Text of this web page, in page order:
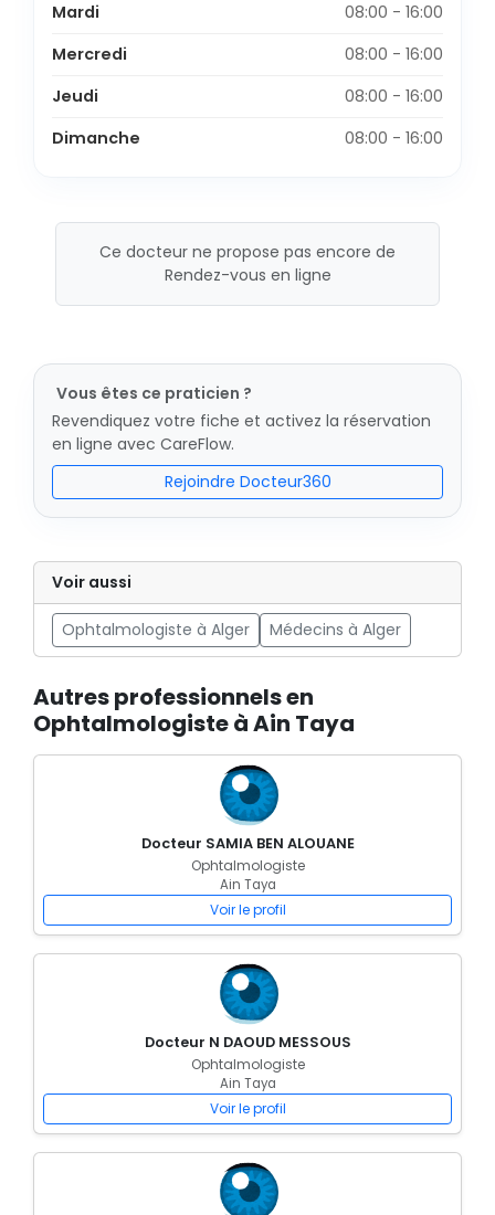
Mardi
08:00 - 16:00
Mercredi
08:00 - 16:00
Jeudi
08:00 - 16:00
Dimanche
08:00 - 16:00
Ce docteur ne propose pas encore de
Rendez-vous en ligne
Vous êtes ce praticien ?
Revendiquez votre fiche et activez la réservation
en ligne avec CareFlow.
Rejoindre Docteur360
Voir aussi
Ophtalmologiste à Alger Médecins à Alger
Autres professionnels en
Ophtalmologiste à Ain Taya
Docteur SAMIA BEN ALOUANE
Ophtalmologiste
Ain Taya
Voir le profil
Docteur N DAOUD MESSOUS
Ophtalmologiste
Ain Taya
Voir le profil